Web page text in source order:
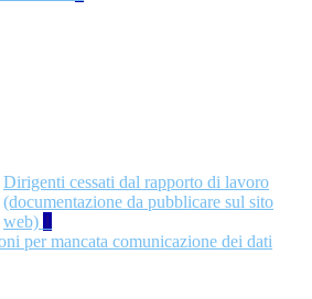
Dirigenti cessati dal rapporto di lavoro
(documentazione da pubblicare sul sito
web) 1
per mancata comunicazione dei dati